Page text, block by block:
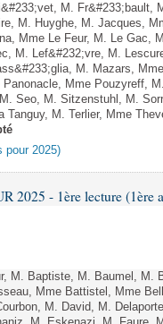
M. Fr&#233;bault,
M. Huyghe, M. Jacques,
Mme Le Feur, M. Le Gac,
M. Lef&#232;vre, M.
M. Mazars,
Mme Pouzyreff,
Seo, M. Sitzenstuhl, M.
Tanguy, M. Terlier, Mme
pour 2025)
2025 - 1ère lecture (1ère
M. Baptiste, M. Baumel, M.
Mme Battistel, Mme
M. David, M.